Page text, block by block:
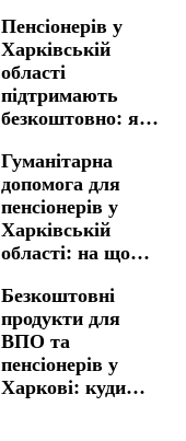
готовими до
тривалих
незручностей
Пенсіонерів у
Харківській
області
підтримають
безкоштовно: яку
допомогу можна
отримати
Гуманітарна
допомога для
пенсіонерів у
Харківській
області: на що
розраховувати
українцям
Безкоштовні
продукти для
ВПО та
пенсіонерів у
Харкові: куди